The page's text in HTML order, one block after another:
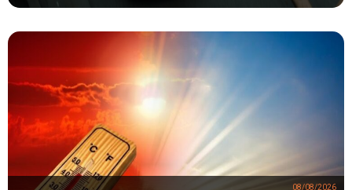
08/08/2026